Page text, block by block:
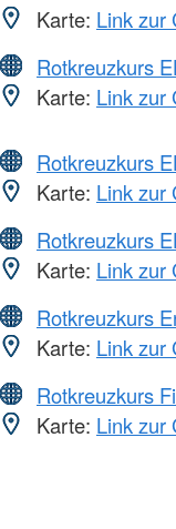
Karte: Link zur
Rotkreuzkurs
Karte: Link zur
Rotkreuzkurs
Karte: Link zur
Rotkreuzkurs
Karte: Link zur
Rotkreuzkurs
Karte: Link zur
Rotkreuzkurs
Karte: Link zur